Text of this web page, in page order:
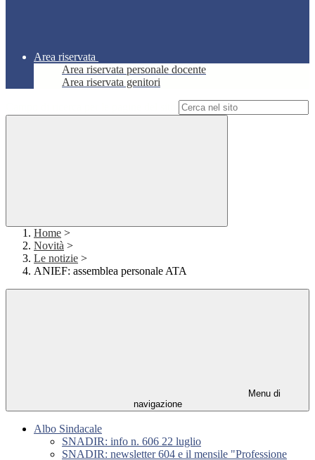
Area riservata
Area riservata personale docente
Area riservata genitori
Home >
Novità >
Le notizie >
ANIEF: assemblea personale ATA
Menu di
navigazione
Albo Sindacale
SNADIR: info n. 606 22 luglio
SNADIR: newsletter 604 e il mensile "Professione